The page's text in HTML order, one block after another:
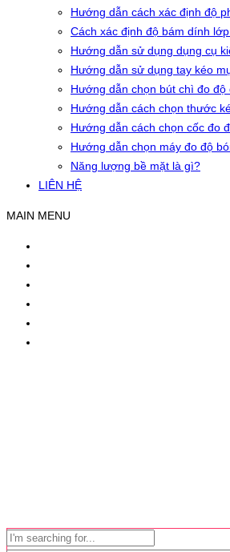
Hướng dẫn cách xác định độ
Cách xác định độ bám dính
Hướng dẫn sử dụng dụng cụ
Hướng dẫn sử dụng tay kéo
Hướng dẫn chọn bút chì đo độ
Hướng dẫn cách chọn thước
Hướng dẫn cách chọn cốc đo
Hướng dẫn chọn máy đo độ
Năng lượng bề mặt là gì?
LIÊN HỆ
MAIN MENU